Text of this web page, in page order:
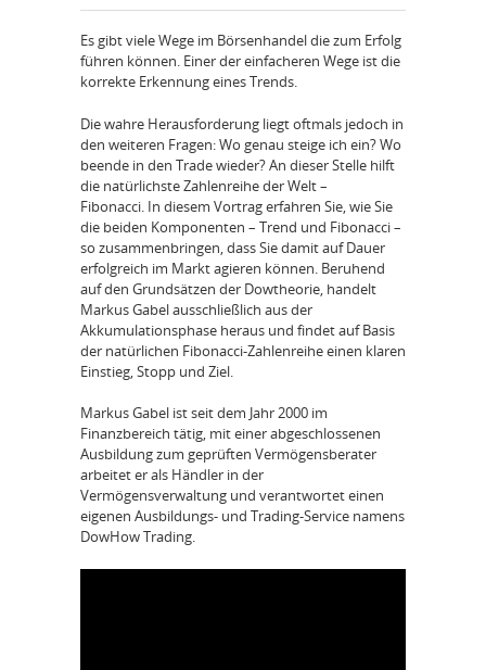
Es gibt viele Wege im Börsenhandel die zum Erfolg
führen können. Einer der einfacheren Wege ist die
korrekte Erkennung eines Trends.
Die wahre Herausforderung liegt oftmals jedoch in
den weiteren Fragen: Wo genau steige ich ein? Wo
beende in den Trade wieder? An dieser Stelle hilft
die natürlichste Zahlenreihe der Welt –
Fibonacci. In diesem Vortrag erfahren Sie, wie Sie
die beiden Komponenten – Trend und Fibonacci –
so zusammenbringen, dass Sie damit auf Dauer
erfolgreich im Markt agieren können. Beruhend
auf den Grundsätzen der Dowtheorie, handelt
Markus Gabel ausschließlich aus der
Akkumulationsphase heraus und findet auf Basis
der natürlichen Fibonacci-Zahlenreihe einen klaren
Einstieg, Stopp und Ziel.
Markus Gabel ist seit dem Jahr 2000 im
Finanzbereich tätig, mit einer abgeschlossenen
Ausbildung zum geprüften Vermögensberater
arbeitet er als Händler in der
Vermögensverwaltung und verantwortet einen
eigenen Ausbildungs- und Trading-Service namens
DowHow Trading.